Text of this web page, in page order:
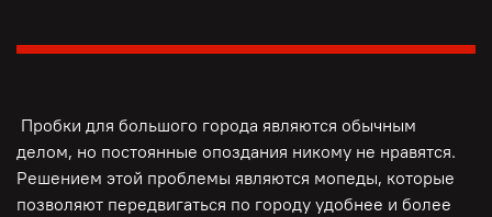
Пробки для большого города являются обычным
делом, но постоянные опоздания никому не нравятся.
Решением этой проблемы являются мопеды, которые
позволяют передвигаться по городу удобнее и более